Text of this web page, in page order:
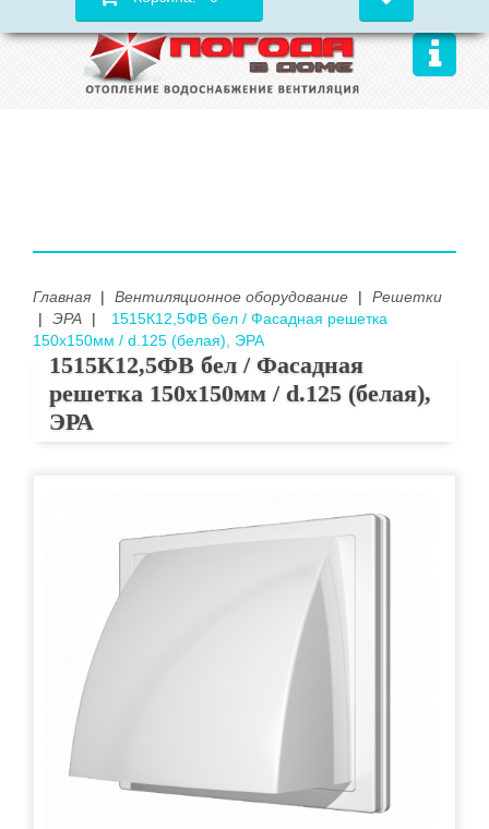
Главная | Вентиляционное оборудование |
Решетки
|
ЭРА |
1515К12,5ФВ бел / Фасадная решетка
150х150мм / d.125 (белая), ЭРА
1515К12,5ФВ бел / Фасадная
решетка 150х150мм / d.125 (белая),
ЭРА